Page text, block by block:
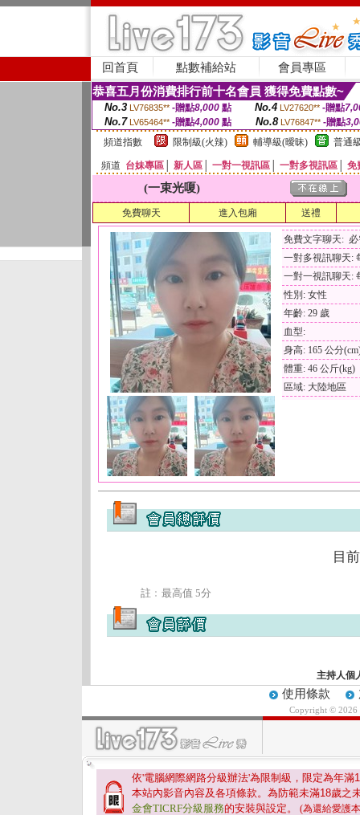
回首頁 點數補給站 會員專區
恭喜五月份消費排行前十名會員 獲得免費點數~
No.3 LV76835** -贈點8,000點 No.4 LV27620** -贈點
No.7 LV65464** -贈點4,000 點 No.8 LV76847** -贈點
頻道指數
限制級(火辣) 輔導級(曖昧) 普通
頻道 台妹專區 新人區 一對一視訊區 一對多視訊區 免
(一束光嗄)
免費聊天 進入包廂 送禮
免費文字聊天:
一對多視訊聊天:
一對一視訊聊天:
性別: 女性
年齡: 29 歲
血型:
身高: 165 公分
體重: 46 公斤(kg)
區域: 大陸地區
目
註﹕最高值 5分
主持人個
使用條款
Copyright ©
依'電腦網際網路分級辦法'為限制級，限定為年滿
本站內影音內容及各項條款。為防範未滿18歲之
金會TICRF分級服務的安裝與設定。 (為還給愛護